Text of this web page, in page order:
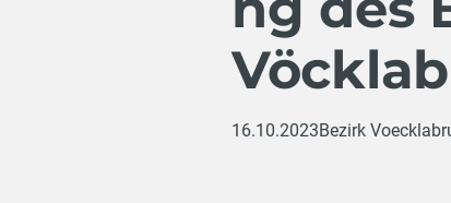
16.10.2023Bezirk